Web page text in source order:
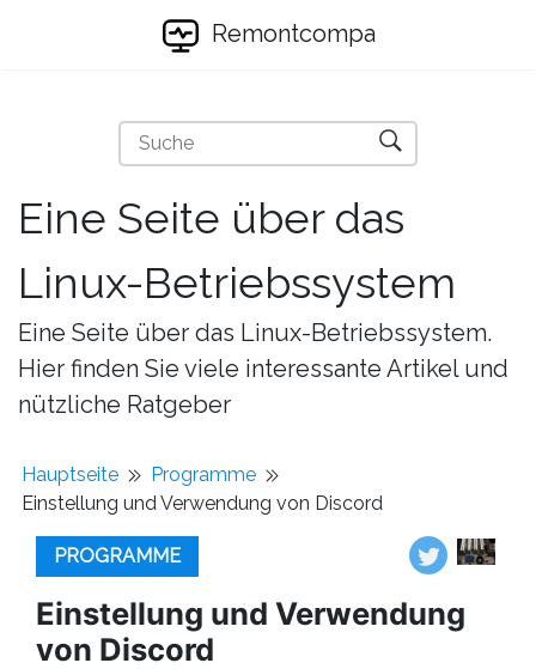
Remontcompa
Eine Seite über das
Linux-Betriebssystem
Eine Seite über das Linux-Betriebssystem.
Hier finden Sie viele interessante Artikel und
nützliche Ratgeber
Hauptseite
Programme
Einstellung und Verwendung von Discord
PROGRAMME
Einstellung und Verwendung
von Discord